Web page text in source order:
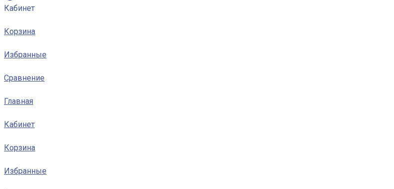
Кабинет
Корзина
Избранные
Сравнение
Главная
Кабинет
Корзина
Избранные